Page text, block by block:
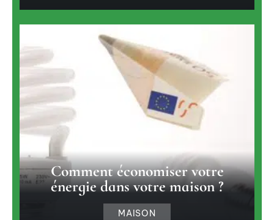
Comment économiser votre
énergie dans votre maison ?
MAISON